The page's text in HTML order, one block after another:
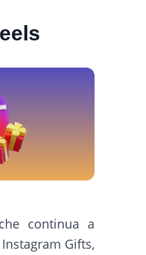
continua a
Gifts,